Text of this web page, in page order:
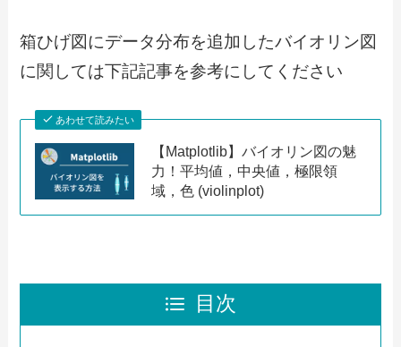
箱ひげ図にデータ分布を追加したバイオリン図
に関しては下記記事を参考にしてください
あわせて読みたい
【Matplotlib】バイオリン図の魅
力！平均値，中央値，極限領
域，色 (violinplot)
目次